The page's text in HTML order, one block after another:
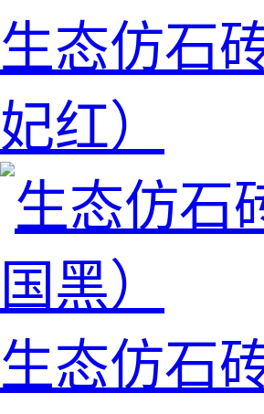
生态仿石
妃红）
生态仿石